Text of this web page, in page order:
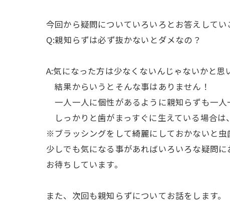
今回から疑問についていろいろとお答えしてい
Q:親知らずは必ず抜かないとダメなの？
A:気になった方は少なくないんじゃないかと思
結果からいうとそんな事はありません！
一人一人に個性があるように親知らずも一人
しっかりと歯がまっすぐに生えている場合は
※ブラッシングをして綺麗にしておかないと虫
少しでも気になる事があればいろいろな疑問
お待ちしています。
また、次回も親知らずについてお話をします。